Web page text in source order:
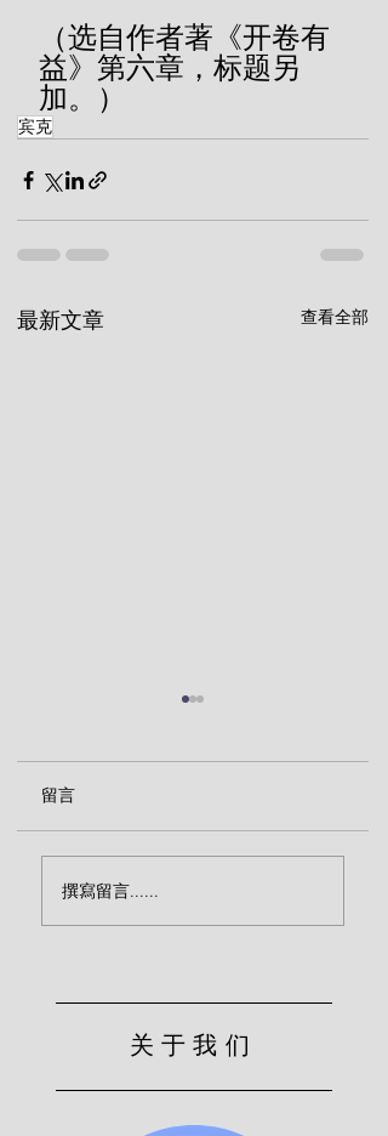
（选自作者著《开卷有
益》第六章，标题另
加。）
宾克
最新文章 查看全部
克）
留言
撰寫留言......
关于我们